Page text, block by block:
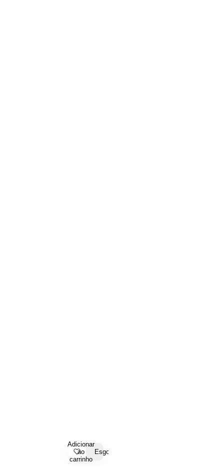
Adicionar
ao
carrinho
Esgotado